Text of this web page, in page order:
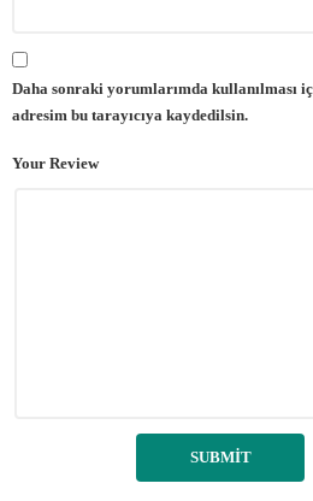
Your Review
Daha sonraki yorumlarımda kullanılması
adresim bu tarayıcıya kaydedilsin.